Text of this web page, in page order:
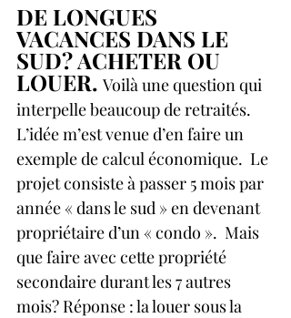
DE LONGUES
VACANCES DANS LE
SUD? ACHETER OU
LOUER. Voilà une question qui
interpelle beaucoup de retraités.
L’idée m’est venue d’en faire un
exemple de calcul économique.  Le
projet consiste à passer 5 mois par
année « dans le sud » en devenant
propriétaire d’un « condo ».  Mais
que faire avec cette propriété
secondaire durant les 7 autres
mois? Réponse : la louer sous la